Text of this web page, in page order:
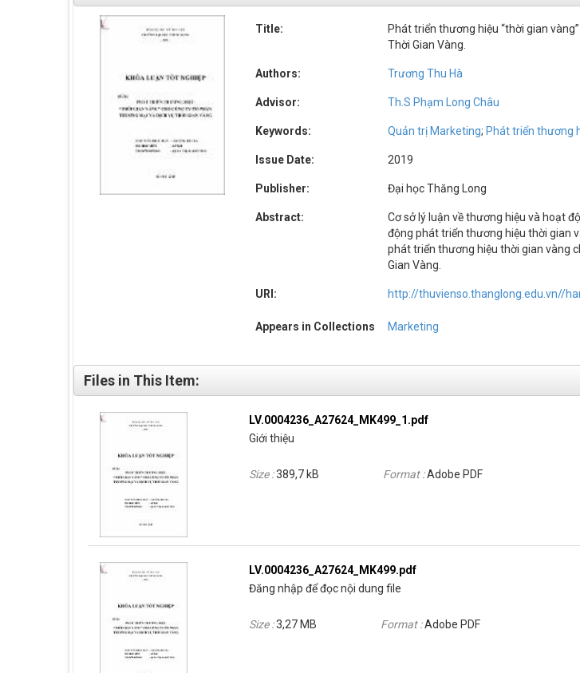
Title:
Phát triển thương hiệu “thời gian
Thời Gian Vàng.
Authors: Trương Thu Hà
Advisor: Th.S Phạm Long Châu
Keywords: Quản trị Marketing; Phát triển thương
Issue Date: 2019
Publisher: Đại học Thăng Long
Abstract:
Cơ sở lý luận về thương hiệu và hoạt
động phát triển thương hiệu thời gian
phát triển thương hiệu thời gian vàng
Gian Vàng.
URI: http://thuvienso.thanglong.edu.vn//
Appears in Collections Marketing
Files in This Item:
LV.0004236_A27624_MK499_1.pdf
Giới thiệu
Size :389,7 kB Format :Adobe PDF
LV.0004236_A27624_MK499.pdf
Đăng nhập để đọc nội dung file
Size :3,27 MB Format :Adobe PDF